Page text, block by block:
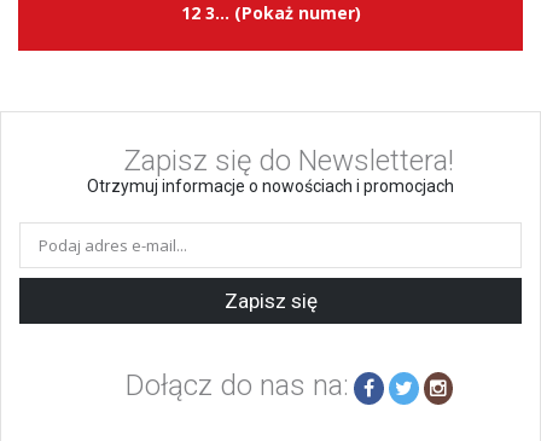
12 3... (Pokaż numer)
Zapisz się do Newslettera!
Otrzymuj informacje o nowościach i promocjach
Zapisz się
Dołącz do nas na: